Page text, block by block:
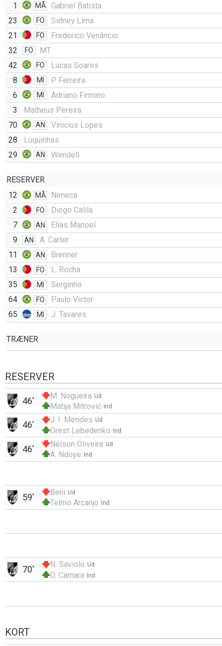
1 MÅ
Gabriel Batista
23
FO
Sidney Lima
21
FO
Frederico Venâncio
32
FO
MT
42
FO
Lucas Soares
8
MI
P. Ferreira
6
MI
Adriano Firmino
3
Matheus Pereira
70
AN
Vinicius Lopes
28
Luquinhas
29
AN Wendell
RESERVER
12
MÅ
Neneca
2
FO
Diogo Calila
7
AN
Elias Manoel
9
AN
A. Carter
11
AN
Brenner
13
FO
L. Rocha
35
MI
Serginho
64
FO
Paulo Victor
65
MI J. Tavares
TRÆNER
RESERVER
Ud
M. Nogueira
Ind
Matija Mitrović
46'
Ud
J. I. Mendes
Ind
Orest Lebedenko
46'
Ud
Nélson Oliveira
Ind
A. Ndoye
46'
Ud
Beni
Ind
Telmo Arcanjo
59'
Ud
N. Saviolo
Ind
O. Camara
70'
KORT